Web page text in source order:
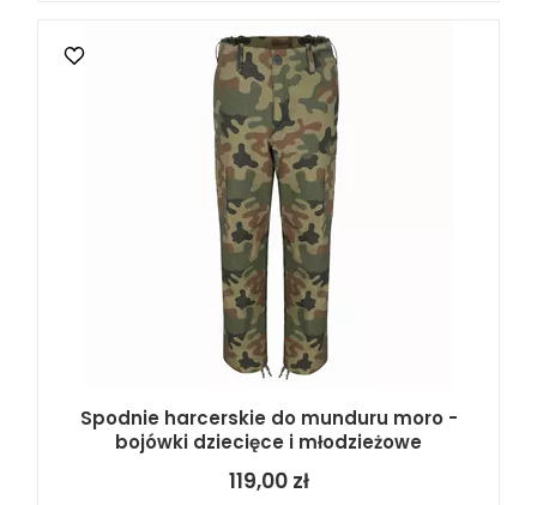
Spodnie harcerskie do munduru moro -
bojówki dziecięce i młodzieżowe
119,00 zł